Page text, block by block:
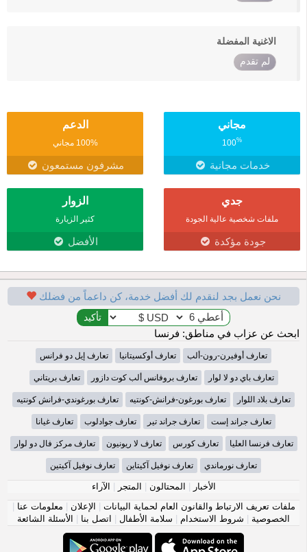
الاغنية المفضلة
لم تقدم
مجاني
100%
خدمات مجانية
الدعم
100% مجاني
مشرفون مستمعون
جدي
ملفات شخصية عالية الجودة
جودة مؤكدة
الزوار
كثير الزيارة
الأفضل
نحن نعمل بجد لنقدم لك أفضل خدمة، كن داعماً من فضلك
ابحث عن عزاب في مناطق: فرنسا
تعارف أوفيرن-رون-ألب تعارف أوكسيتانيا تعارف إيل دو فرانس
تعارف باي دو لا لوار تعارف بروفانس ألب كوت دازور تعارف بريتاني
تعارف بلاد اللوار تعارف بورغون-فرانش-كونتيه تعارف بورغوندي-فرانش كونتيه
تعارف جراند إست تعارف جراند تير تعارف جوادلوب تعارف غيانا
تعارف فرنسا العليا تعارف كورس تعارف لا ريونيون تعارف مركز فال دو لوار
تعارف نورماندي تعارف نوفيل آكيتاين تعارف نوفيل آكيتين
الأخبار | المحتالون | المتجر | الآراء
ملفات تعريف الارتباط والقانون العام لحماية البيانات | الإعلان | معلومات عنا |
الخصوصية | شروط الاستخدام | سلامة الأطفال | اتصل بنا | الأسئلة الشائعة